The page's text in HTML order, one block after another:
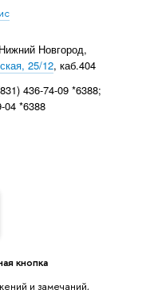
Нижний Новгород,
25/12, каб.404
436-74-09 *6388;
04 *6388
кнопка
и замечаний,